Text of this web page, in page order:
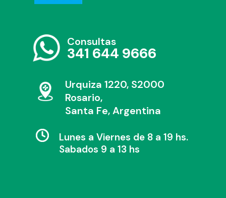
Consultas
341 644 9666
Urquiza 1220, S2000
Rosario,
Santa Fe, Argentina
Lunes a Viernes de 8 a 19 hs.
Sabados 9 a 13 hs